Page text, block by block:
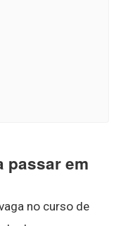
passar em
no curso de